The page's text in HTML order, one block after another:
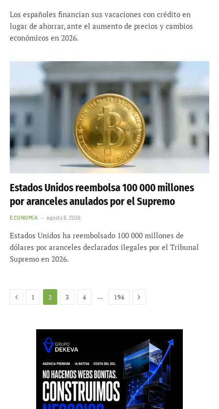
Los españoles financian sus vacaciones con crédito en
lugar de ahorrar, ante el aumento de precios y cambios
económicos en 2026.
Estados Unidos reembolsa 100 000 millones
por aranceles anulados por el Supremo
ECONOMÍA agosto 6, 2026
Estados Unidos ha reembolsado 100 000 millones de
dólares por aranceles declarados ilegales por el Tribunal
Supremo en 2026.
Anterior
1 2 3 4 … 194 Siguiente